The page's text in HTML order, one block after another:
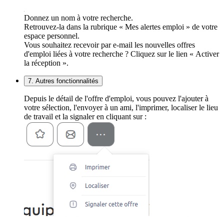
Donnez un nom à votre recherche.
Retrouvez-la dans la rubrique « Mes alertes emploi » de votre
espace personnel.
Vous souhaitez recevoir par e-mail les nouvelles offres
d'emploi liées à votre recherche ? Cliquez sur le lien « Activer
la réception ».
7. Autres fonctionnalités
Depuis le détail de l'offre d'emploi, vous pouvez l'ajouter à
votre sélection, l'envoyer à un ami, l'imprimer, localiser le lieu
de travail et la signaler en cliquant sur :